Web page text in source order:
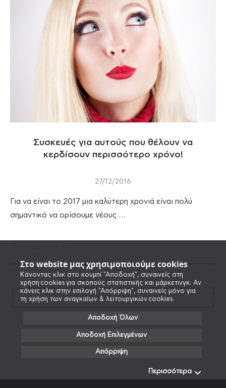
Στο website μας χρησιμοποιούμε cookies
Κάνοντας κλικ στο κουμπί "Αποδοχή", συναινείς στη
χρήση cookies για σκοπούς στατιστικής και μάρκετινγκ. Αν
κάνεις κλικ στην επιλογή "Απόρριψη", συναινείς μόνο για
τη χρήση των αναγκαίων & λειτουργικών cookies.
Αποδοχή Όλων
Αποδοχή Επιλεγμένων
Απόρριψη
Περισσότερα
Συσκευές για αυτούς που θέλουν να
κερδίσουν περισσότερο χρόνο!
27/12/2016
Για να είναι το 2017 μια καλύτερη χρονιά είναι πολύ
σημαντικό να ορίσουμε νέους …
LOAD MORE POSTS